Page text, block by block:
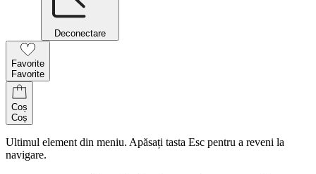
Deconectare
Favorite
Favorite
Coș
Coș
Ultimul element din meniu. Apăsați tasta Esc pentru a reveni la
navigare.